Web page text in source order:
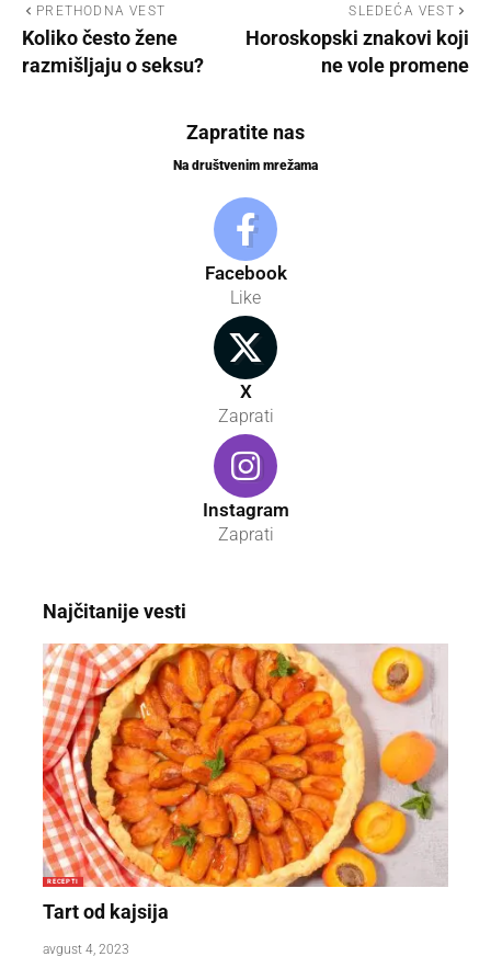
PRETHODNA VEST
Koliko često žene
razmišljaju o seksu?
SLEDEĆA VEST
Horoskopski znakovi koji
ne vole promene
Zapratite nas
Na društvenim mrežama
Facebook
Like
X
Zaprati
Instagram
Zaprati
Najčitanije vesti
RECEPTI
Tart od kajsija
avgust 4, 2023